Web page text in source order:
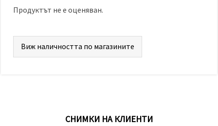
Продуктът не е оценяван.
Виж наличността по магазините
СНИМКИ НА КЛИЕНТИ